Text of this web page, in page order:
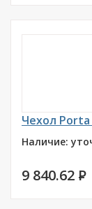
Чехол Porta
Наличие:
9 840.62 P